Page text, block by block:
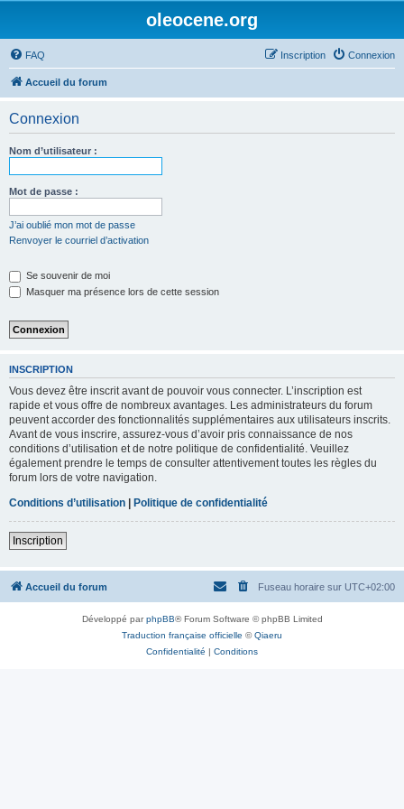
oleocene.org
FAQ Connexion
Inscription
Accueil du forum
Connexion
Nom d’utilisateur :
Mot de passe :
J’ai oublié mon mot de passe
Renvoyer le courriel d’activation
Se souvenir de moi
Masquer ma présence lors de cette session
INSCRIPTION
Vous devez être inscrit avant de pouvoir vous connecter. L’inscription est
rapide et vous offre de nombreux avantages. Les administrateurs du forum
peuvent accorder des fonctionnalités supplémentaires aux utilisateurs inscrits.
Avant de vous inscrire, assurez-vous d’avoir pris connaissance de nos
conditions d’utilisation et de notre politique de confidentialité. Veuillez
également prendre le temps de consulter attentivement toutes les règles du
forum lors de votre navigation.
Conditions d’utilisation | Politique de confidentialité
Inscription
Accueil du forum Fuseau horaire sur UTC+02:00
Développé parphpBB® Forum Software © phpBB Limited
Traduction française officielle ©Qiaeru
Confidentialité | Conditions